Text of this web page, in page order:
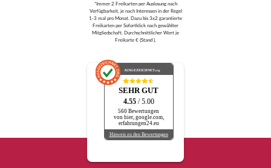
*Immer 2 Freikarten per Auslosung nach
Verfügbarkeit, je nach Interessen in der Regel
1-3 mal pro Monat. Dazu bis 3x2 garantierte
Freikarten per Sofortklick nach gewählter
Mitgliedschaft. Durchschnittlicher Wert je
Freikarte € (Stand ).
AUSGEZEICHNET.org
SEHR GUT
4.55 / 5.00
560 Bewertungen
von hier, google.com,
erfahrungen24.eu
Hinweis zu den Bewertungen